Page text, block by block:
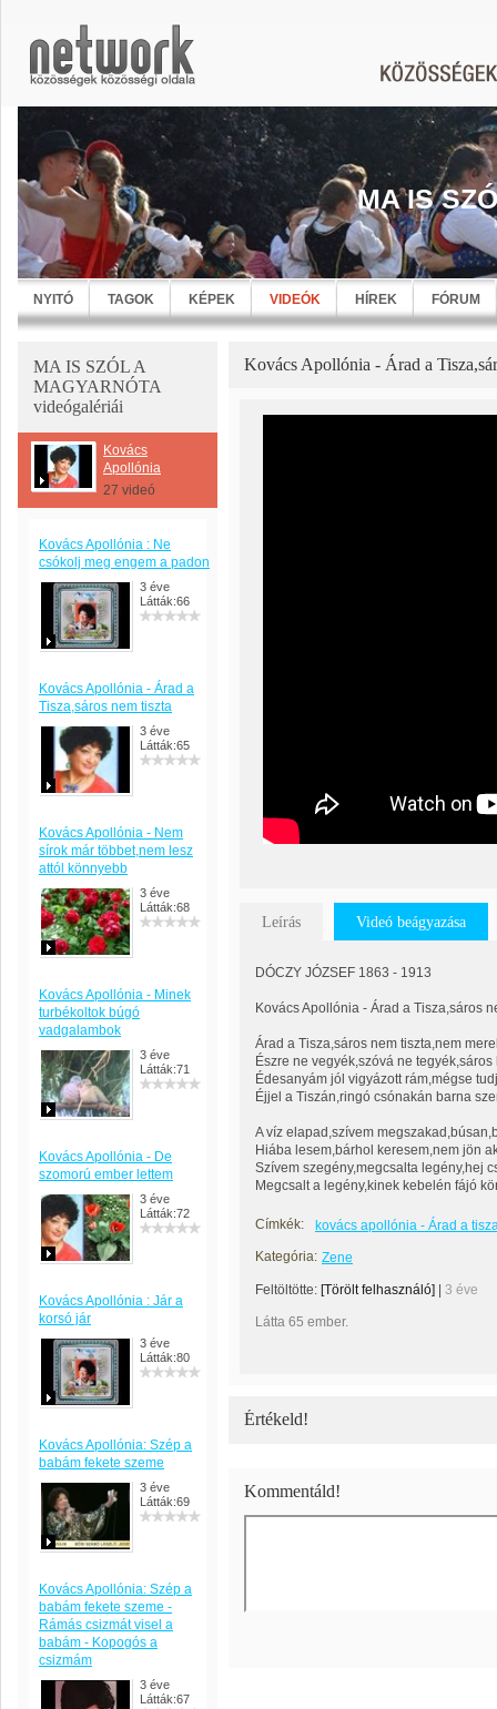
MA IS
NYITÓ TAGOK KÉPEK VIDEÓK HÍREK FÓRUM
MA IS SZÓL A
MAGYARNÓTA
videógalériái
Kovács
Apollónia
27 videó
Kovács Apollónia : Ne
csókolj meg engem a padon
3 éve
Látták:66
Kovács Apollónia - Árad a
Tisza,sáros nem tiszta
3 éve
Látták:65
Kovács Apollónia - Nem
sírok már többet,nem lesz
attól könnyebb
3 éve
Látták:68
Kovács Apollónia - Minek
turbékoltok búgó
vadgalambok
3 éve
Látták:71
Kovács Apollónia - De
szomorú ember lettem
3 éve
Látták:72
Kovács Apollónia : Jár a
korsó jár
3 éve
Látták:80
Kovács Apollónia: Szép a
babám fekete szeme
3 éve
Látták:69
Kovács Apollónia: Szép a
babám fekete szeme -
Rámás csizmát visel a
babám - Kopogós a
csizmám
3 éve
Látták:67
Kovács Apollónia - Árad a
Leírás Videó beágyazása
DÓCZY JÓZSEF 1863 - 1913
Kovács Apollónia - Árad a Tisza,sáros
Árad a Tisza,sáros nem tiszta,nem
Észre ne vegyék,szóvá ne
Édesanyám jól vigyázott rám,mégse
Éjjel a Tiszán,ringó csónakán barna
A víz elapad,szívem
Hiába lesem,bárhol keresem,nem jön
Szívem szegény,megcsalta legény,hej
Megcsalt a legény,kinek kebelén fájó
Címkék:
kovács apollónia - Árad a
Kategória: Zene
Feltöltötte: [Törölt felhasználó] 3 éve
Látta 65 ember.
Értékeld!
Kommentáld!